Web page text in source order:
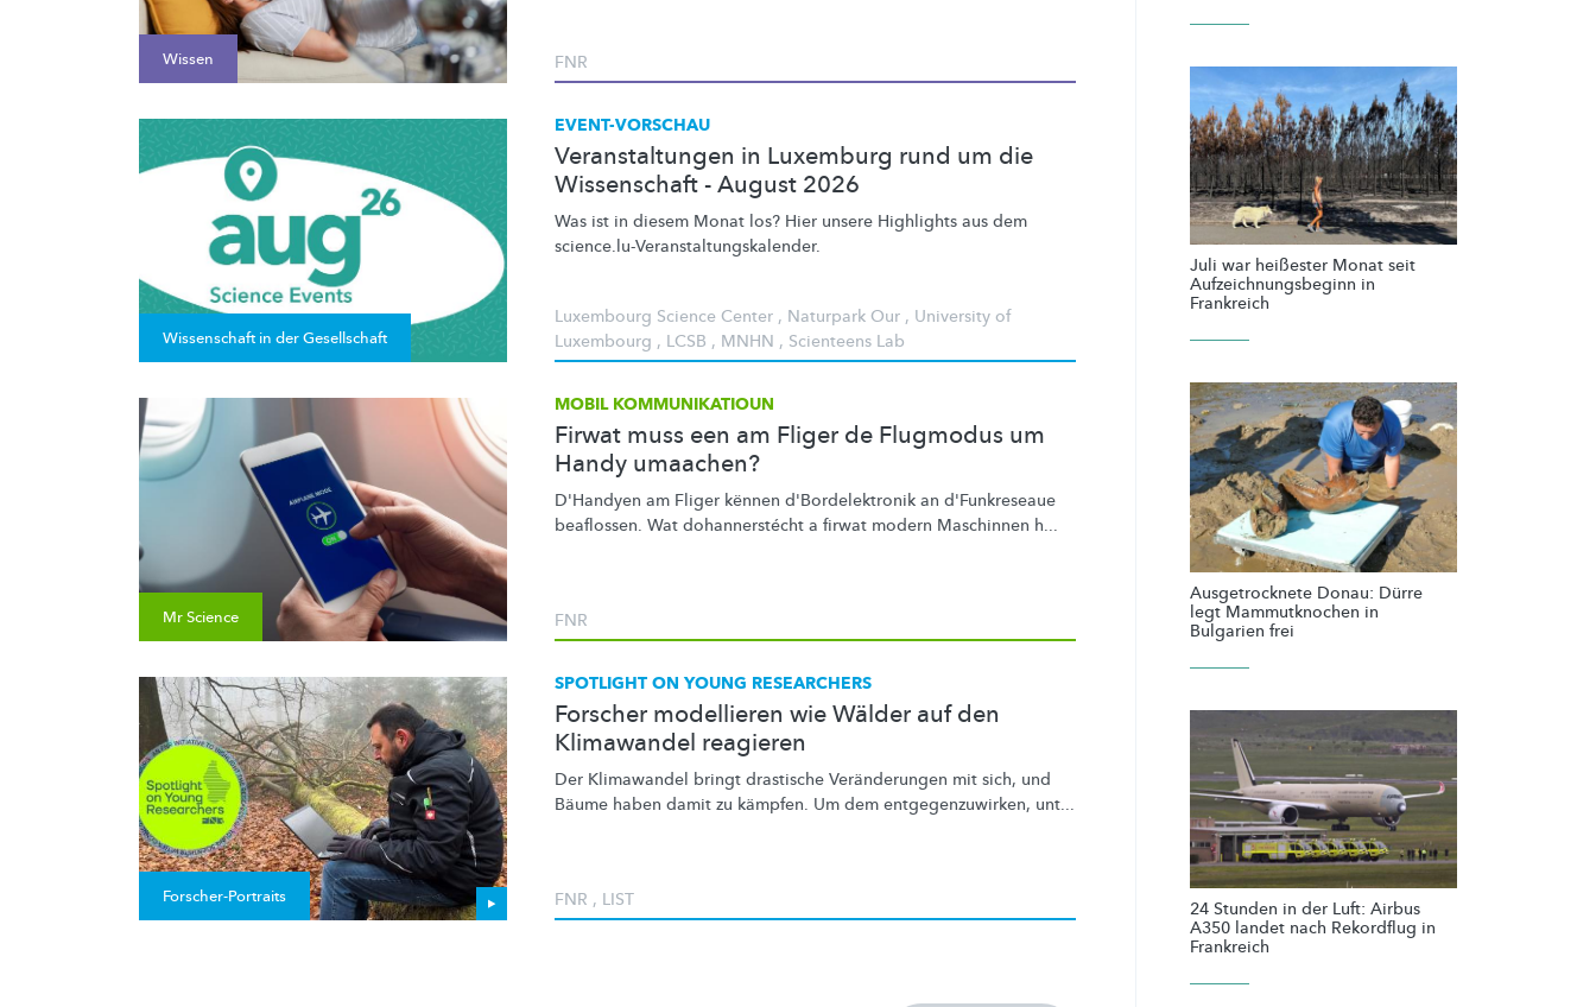
Wissen FNR
Wissenschaft in der Gesellschaft
EVENT-VORSCHAU
Veranstaltungen in Luxemburg rund um die
Wissenschaft - August 2026
Was ist in diesem Monat los? Hier unsere Highlights aus dem
science.lu-Veranstaltungskalender.
Luxembourg Science Center , Naturpark Our , University of
Luxembourg , LCSB , MNHN , Scienteens Lab
Mr Science
MOBIL KOMMUNIKATIOUN
Firwat muss een am Fliger de Flugmodus um
Handy umaachen?
D'Handyen am Fliger kënnen d'Bordelektronik an d'Funkreseaue
beaflossen. Wat dohannerstécht a firwat modern Maschinnen h...
FNR
Forscher-Portraits
SPOTLIGHT ON YOUNG RESEARCHERS
Forscher modellieren wie Wälder auf den
Klimawandel reagieren
Der Klimawandel bringt drastische Veränderungen mit sich, und
Bäume haben damit zu kämpfen. Um dem entgegenzuwirken, unt...
FNR , LIST
Juli war heißester Monat seit
Aufzeichnungsbeginn in
Frankreich
Ausgetrocknete Donau: Dürre
legt Mammutknochen in
Bulgarien frei
24 Stunden in der Luft: Airbus
A350 landet nach Rekordflug in
Frankreich